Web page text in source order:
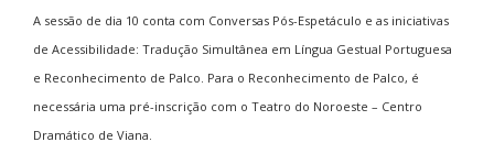
A sessão de dia 10 conta com Conversas Pós-Espetáculo e as iniciativas
de Acessibilidade: Tradução Simultânea em Língua Gestual Portuguesa
e Reconhecimento de Palco. Para o Reconhecimento de Palco, é
necessária uma pré-inscrição com o Teatro do Noroeste – Centro
Dramático de Viana.